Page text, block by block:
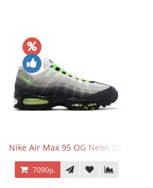
Nike Air Max 95 OG Neon 2025
7090р.